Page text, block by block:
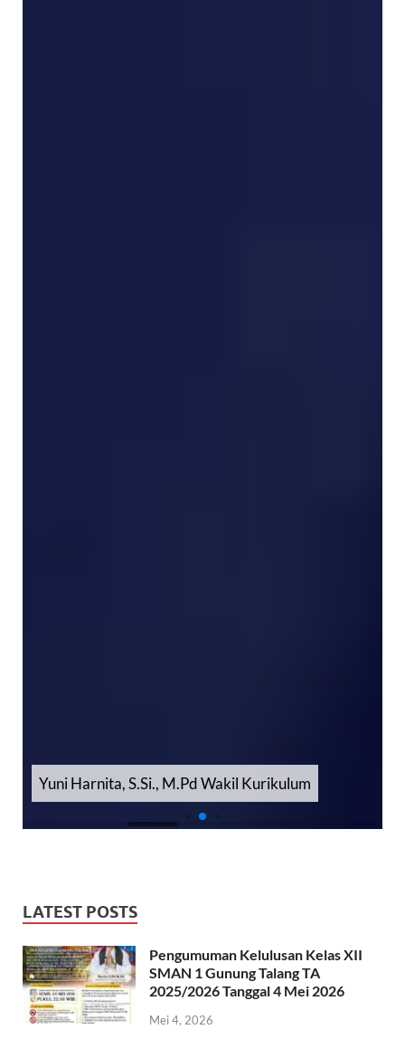
Sri Deska Sari, S.Pd., M.Pd Wakil Sarpras
LATEST POSTS
Pengumuman Kelulusan Kelas XII
SMAN 1 Gunung Talang TA
2025/2026 Tanggal 4 Mei 2026
Mei 4, 2026